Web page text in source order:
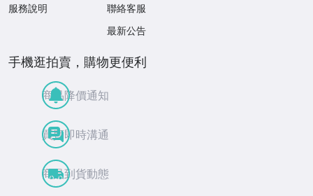
服務說明
聯絡客服
最新公告
手機逛拍賣，購物更便利
商品降價通知
買賣即時溝通
商品到貨動態